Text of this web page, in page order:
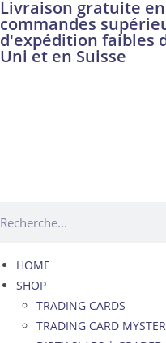
Livraison gratuite
commandes
d'expédition faibles
Uni et en Suisse
HOME
SHOP
TRADING CARDS
TRADING CARD